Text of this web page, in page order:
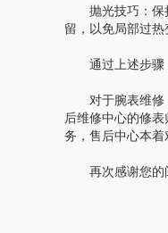
抛光技巧：保持
留，以免局部过
通过上述步骤，
对于腕表维修，
后维修中心的修
务，售后中心本着
再次感谢您的阅